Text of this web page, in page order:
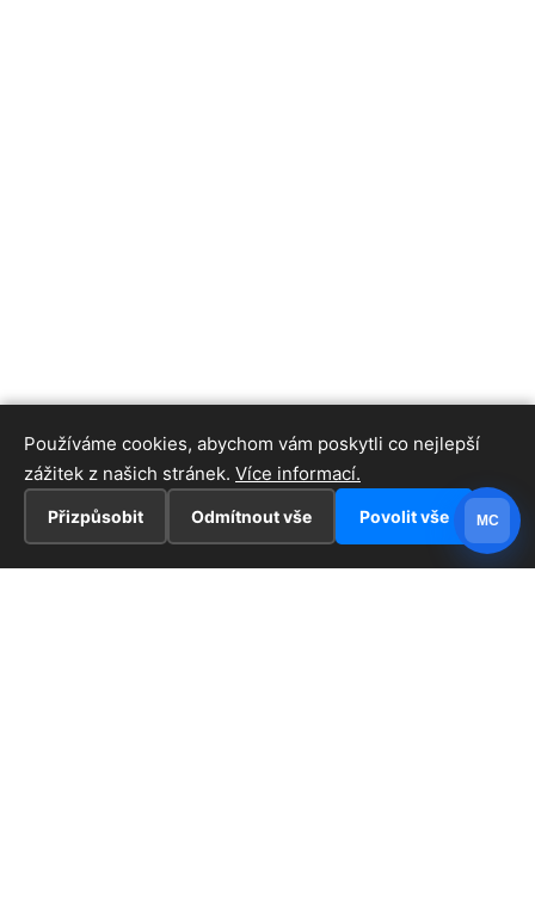
Používáme cookies, abychom vám poskytli co nejlepší
zážitek z našich stránek. Více informací.
Přizpůsobit Odmítnout vše Povolit vše MC